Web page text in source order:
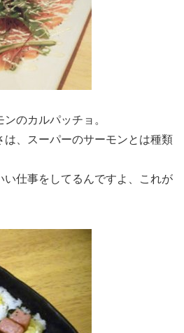
のカルパッチョ。
は、スーパーのサーモンとは種類
い仕事をしてるんですよ、これが